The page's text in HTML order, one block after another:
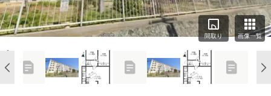
間取り 画像一覧